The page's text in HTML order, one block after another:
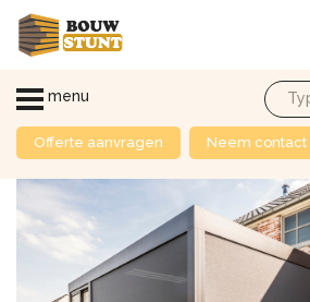
menu
Offerte aanvragen Neem contact